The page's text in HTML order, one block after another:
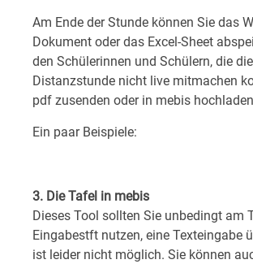
Am Ende der Stunde können Sie das
Dokument oder das Excel-Sheet
den Schülerinnen und Schülern, die
Distanzstunde nicht live mitmachen
pdf zusenden oder in mebis
Ein paar Beispiele:
3. Die Tafel in mebis
Dieses Tool sollten Sie unbedingt am
Eingabestft nutzen, eine Texteingabe
ist leider nicht möglich. Sie können